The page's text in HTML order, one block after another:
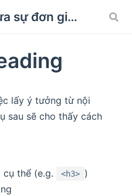
PHP Scraper: Đưa sự đơn giản trở lại Thu thập và Cào
lấy ý tưởng từ nội
sau sẽ cho thấy cách
thể (e.g.
<h3> )